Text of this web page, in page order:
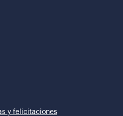
y felicitaciones